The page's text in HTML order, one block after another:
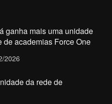
ganha mais uma unidade
de academias Force One
2026
da rede de